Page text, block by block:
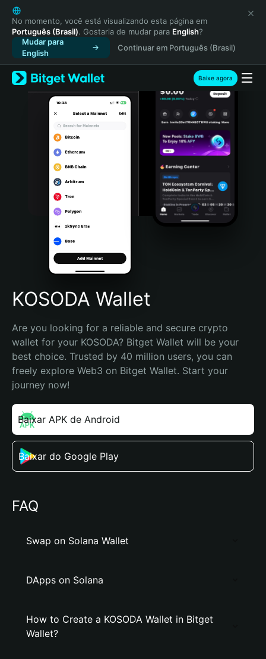
English
日本語
Tiếng Việt
Русский
Español (Latinoamérica)
Türkçe
Italiano
Português (Portugal)
Bahasa Indonesia
Português (Brasil)
Español (Argentina)
No momento, você está visualizando esta página em
Português (Brasil). Gostaria de mudar para English?
Mudar para
English
Continuar em Português (Brasil)
Baixe agora
KOSODA Wallet
Are you looking for a reliable and secure crypto
wallet for your KOSODA? Bitget Wallet will be your
best choice. Trusted by 40 million users, you can
freely explore Web3 on Bitget Wallet. Start your
journey now!
Baixar APK de Android
Baixar do Google Play
FAQ
Swap on Solana Wallet
DApps on Solana
How to Create a KOSODA Wallet in Bitget
Wallet?